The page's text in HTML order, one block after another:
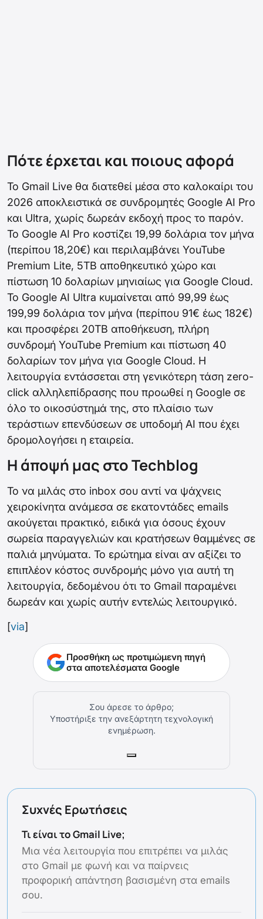
Πότε έρχεται και ποιους αφορά
Το Gmail Live θα διατεθεί μέσα στο καλοκαίρι του
2026 αποκλειστικά σε συνδρομητές Google AI Pro
και Ultra, χωρίς δωρεάν εκδοχή προς το παρόν.
Το Google AI Pro κοστίζει 19,99 δολάρια τον μήνα
(περίπου 18,20€) και περιλαμβάνει YouTube
Premium Lite, 5TB αποθηκευτικό χώρο και
πίστωση 10 δολαρίων μηνιαίως για Google Cloud.
Το Google AI Ultra κυμαίνεται από 99,99 έως
199,99 δολάρια τον μήνα (περίπου 91€ έως 182€)
και προσφέρει 20TB αποθήκευση, πλήρη
συνδρομή YouTube Premium και πίστωση 40
δολαρίων τον μήνα για Google Cloud. Η
λειτουργία εντάσσεται στη γενικότερη τάση zero-
click αλληλεπίδρασης που προωθεί η Google σε
όλο το οικοσύστημά της, στο πλαίσιο των
τεράστιων επενδύσεων σε υποδομή AI που έχει
δρομολογήσει η εταιρεία.
Η άποψή μας στο Techblog
Το να μιλάς στο inbox σου αντί να ψάχνεις
χειροκίνητα ανάμεσα σε εκατοντάδες emails
ακούγεται πρακτικό, ειδικά για όσους έχουν
σωρεία παραγγελιών και κρατήσεων θαμμένες σε
παλιά μηνύματα. Το ερώτημα είναι αν αξίζει το
επιπλέον κόστος συνδρομής μόνο για αυτή τη
λειτουργία, δεδομένου ότι το Gmail παραμένει
δωρεάν και χωρίς αυτήν εντελώς λειτουργικό.
[via]
Προσθήκη ως προτιμώμενη πηγή
στα αποτελέσματα Google
Σου άρεσε το άρθρο;
Υποστήριξε την ανεξάρτητη τεχνολογική
ενημέρωση.
Συχνές Ερωτήσεις
Τι είναι το Gmail Live;
Μια νέα λειτουργία που επιτρέπει να μιλάς
στο Gmail με φωνή και να παίρνεις
προφορική απάντηση βασισμένη στα emails
σου.